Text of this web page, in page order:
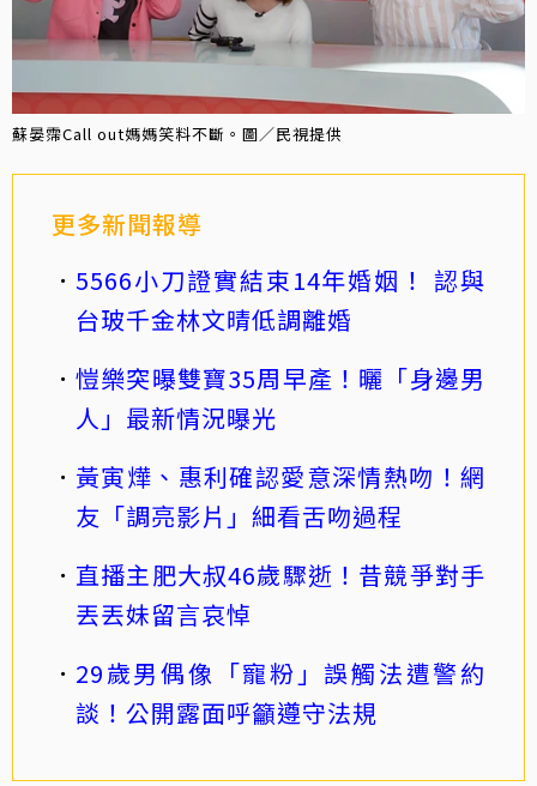
蘇晏霈Call out媽媽笑料不斷。圖／民視提供
更多新聞報導
5566小刀證實結束14年婚姻！ 認與
台玻千金林文晴低調離婚
愷樂突曝雙寶35周早產！曬「身邊男
人」最新情況曝光
黃寅燁、惠利確認愛意深情熱吻！網
友「調亮影片」細看舌吻過程
直播主肥大叔46歲驟逝！昔競爭對手
丟丟妹留言哀悼
29歲男偶像「寵粉」誤觸法遭警約
談！公開露面呼籲遵守法規